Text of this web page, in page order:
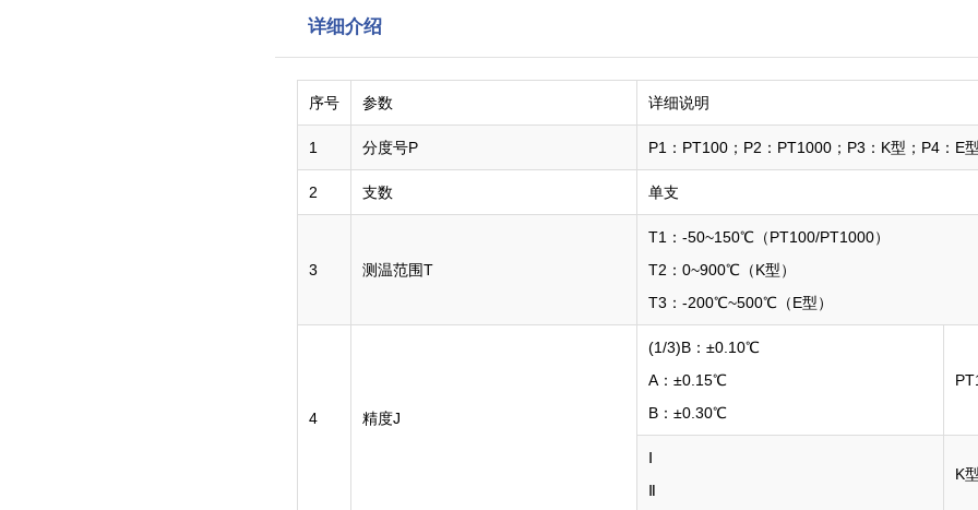
详细介绍
序号 参数 详细说明
1 分度号P P1：PT100；P2：PT1000；P3：K型；P4：E型
2 支数 单支
3 测温范围T
T1：-50~150℃（PT100/PT1000）
T2：0~900℃（K型）
T3：-200℃~500℃（E型）
4 精度J
(1/3)B：±0.10℃
A：±0.15℃‌
B：±0.30℃‌
Ⅰ
Ⅱ
K